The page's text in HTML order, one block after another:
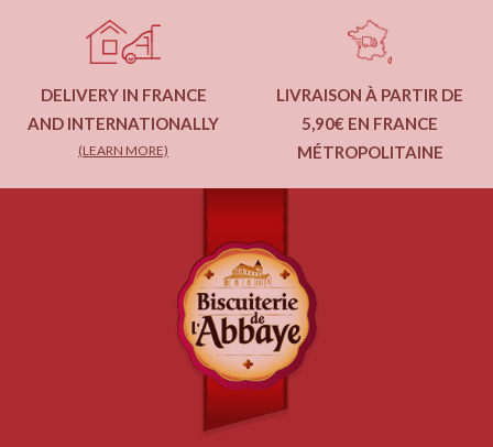
DELIVERY IN FRANCE
AND INTERNATIONALLY
(LEARN MORE)
LIVRAISON À PARTIR DE
5,90€ EN FRANCE
MÉTROPOLITAINE